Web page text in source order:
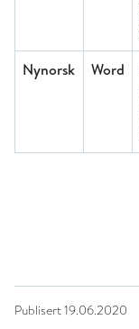
Nynorsk
Word
Publisert19.06.2020